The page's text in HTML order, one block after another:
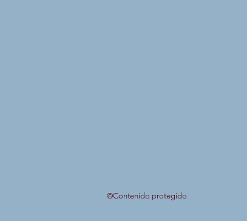
©Contenido protegido